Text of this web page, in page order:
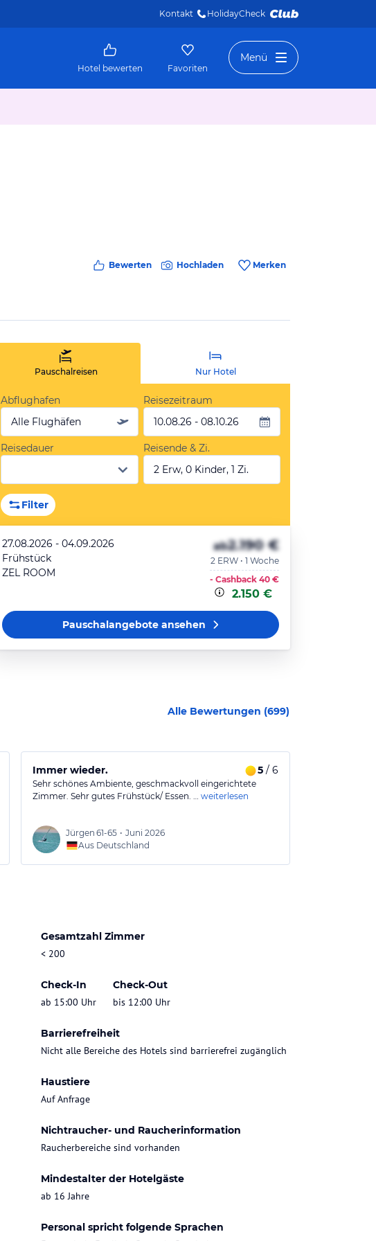
Kontakt HolidayCheck
Hotel bewerten Favoriten
Menü
Bewerten Hochladen Merken
Pauschalreisen Nur Hotel
Abflughafen
Alle Flughäfen
Reisezeitraum
10.08.26 - 08.10.26
Reisedauer
Reisende & Zi.
2 Erw, 0 Kinder, 1 Zi.
Filter
27.08.2026 - 04.09.2026
Frühstück
ZEL ROOM
ab2.190 €
2 ERW • 1 Woche
- Cashback 40 €
2.150 €
Pauschalangeboteansehen
Alle Bewertungen (699)
Immer wieder. 5/ 6
Sehr schönes Ambiente, geschmackvoll eingerichtete
Zimmer. Sehr gutes Frühstück/ Essen. … weiterlesen
Jürgen 61-65 • Juni 2026
Aus Deutschland
Gesamtzahl Zimmer
< 200
Check-In
ab 15:00 Uhr
Check-Out
bis 12:00 Uhr
Barrierefreiheit
Nicht alle Bereiche des Hotels sind barrierefrei zugänglich
Haustiere
Auf Anfrage
Nichtraucher- und Raucherinformation
Raucherbereiche sind vorhanden
Mindestalter der Hotelgäste
ab 16 Jahre
Personal spricht folgende Sprachen